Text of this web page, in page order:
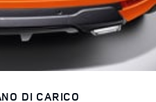
DI CARICO